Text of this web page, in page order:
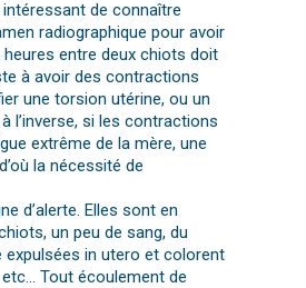
de connaître
radiographique pour avoir
heures entre deux chiots doit
à avoir des contractions
une torsion utérine, ou un
l’inverse, si les contractions
extrême de la mère, une
la nécessité de
d’alerte. Elles sont en
un peu de sang, du
in utero et colorent
Tout écoulement de